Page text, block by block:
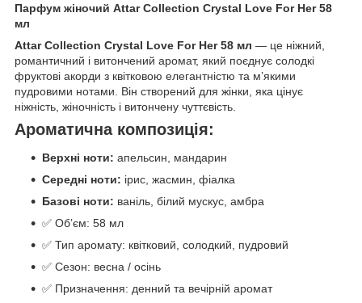
Парфум жіночий Attar Collection Crystal Love For Her 58
мл
Attar Collection Crystal Love For Her 58 мл — це ніжний,
романтичний і витончений аромат, який поєднує солодкі
фруктові акорди з квітковою елегантністю та м’якими
пудровими нотами. Він створений для жінки, яка цінує
ніжність, жіночність і витончену чуттєвість.
Ароматична композиція:
Верхні ноти: апельсин, мандарин
Середні ноти: ірис, жасмин, фіалка
Базові ноти: ваніль, білий мускус, амбра
✅ Обʼєм: 58 мл
✅ Тип аромату: квітковий, солодкий, пудровий
✅ Сезон: весна / осінь
✅ Призначення: денний та вечірній аромат